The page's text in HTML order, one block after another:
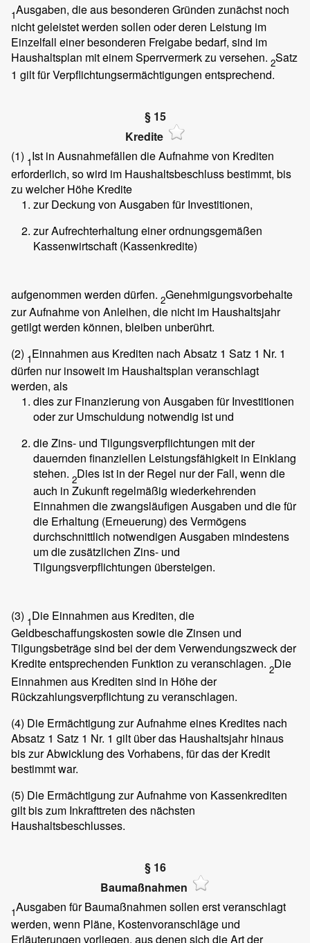
1Ausgaben, die aus besonderen Gründen zunächst noch
nicht geleistet werden sollen oder deren Leistung im
Einzelfall einer besonderen Freigabe bedarf, sind im
Haushaltsplan mit einem Sperrvermerk zu versehen. 2Satz
1 gilt für Verpflichtungsermächtigungen entsprechend.
§ 15
Kredite
(1) 1Ist in Ausnahmefällen die Aufnahme von Krediten
erforderlich, so wird im Haushaltsbeschluss bestimmt, bis
zu welcher Höhe Kredite
zur Deckung von Ausgaben für Investitionen,
zur Aufrechterhaltung einer ordnungsgemäßen
Kassenwirtschaft (Kassenkredite)
aufgenommen werden dürfen. 2Genehmigungsvorbehalte
zur Aufnahme von Anleihen, die nicht im Haushaltsjahr
getilgt werden können, bleiben unberührt.
(2) 1Einnahmen aus Krediten nach Absatz 1 Satz 1 Nr. 1
dürfen nur insoweit im Haushaltsplan veranschlagt
werden, als
dies zur Finanzierung von Ausgaben für Investitionen
oder zur Umschuldung notwendig ist und
die Zins- und Tilgungsverpflichtungen mit der
dauernden finanziellen Leistungsfähigkeit in Einklang
stehen. 2Dies ist in der Regel nur der Fall, wenn die
auch in Zukunft regelmäßig wiederkehrenden
Einnahmen die zwangsläufigen Ausgaben und die für
die Erhaltung (Erneuerung) des Vermögens
durchschnittlich notwendigen Ausgaben mindestens
um die zusätzlichen Zins- und
Tilgungsverpflichtungen übersteigen.
(3) 1Die Einnahmen aus Krediten, die
Geldbeschaffungskosten sowie die Zinsen und
Tilgungsbeträge sind bei der dem Verwendungszweck der
Kredite entsprechenden Funktion zu veranschlagen. 2Die
Einnahmen aus Krediten sind in Höhe der
Rückzahlungsverpflichtung zu veranschlagen.
(4) Die Ermächtigung zur Aufnahme eines Kredites nach
Absatz 1 Satz 1 Nr. 1 gilt über das Haushaltsjahr hinaus
bis zur Abwicklung des Vorhabens, für das der Kredit
bestimmt war.
(5) Die Ermächtigung zur Aufnahme von Kassenkrediten
gilt bis zum Inkrafttreten des nächsten
Haushaltsbeschlusses.
§ 16
Baumaßnahmen
1Ausgaben für Baumaßnahmen sollen erst veranschlagt
werden, wenn Pläne, Kostenvoranschläge und
Erläuterungen vorliegen, aus denen sich die Art der